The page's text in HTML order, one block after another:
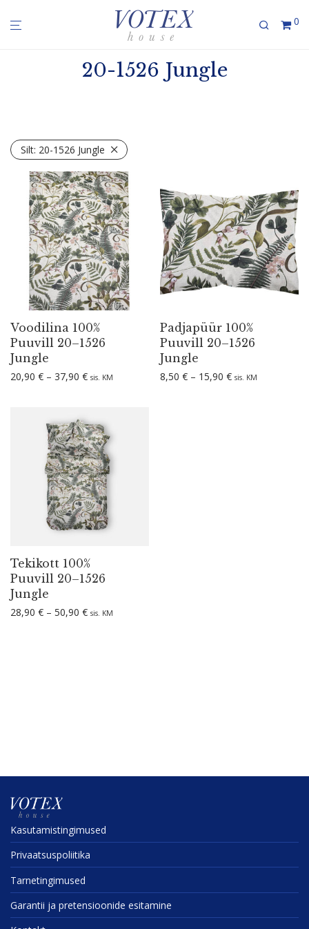
0
20-1526 Jungle
Silt: 20-1526 Jungle
Voodilina 100%
Puuvill 20–1526
Jungle
20,90 € – 37,90 €Hinnavahemik: 20,90 € kuni 37,90 €
sis. KM
Padjapüür 100%
Puuvill 20–1526
Jungle
8,50 € – 15,90 €Hinnavahemik:
sis. KM
Tekikott 100%
Puuvill 20–1526
Jungle
28,90 € – 50,90 €Hinnavahemik: 28,90 € kuni 50,90 €
sis. KM
Kasuta­mis­tin­gi­mused
Privaat­sus­po­liitika
Tarne­tin­gi­mused
Garantii ja preten­sioonide esitamine